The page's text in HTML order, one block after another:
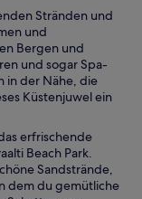
Stränden und
und
Bergen und
und sogar Spa-
in der Nähe, die
Küstenjuwel ein
erfrischende
BeachW
i
r
Park.
Sandstrände,
dem du gemütliche